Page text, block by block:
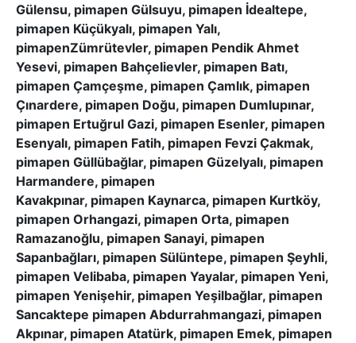
Gülensu, pimapen Gülsuyu, pimapen İdealtepe,
pimapen Küçükyalı, pimapen Yalı,
pimapenZümrütevler, pimapen Pendik Ahmet
Yesevi, pimapen Bahçelievler, pimapen Batı,
pimapen Çamçeşme, pimapen Çamlık, pimapen
Çınardere, pimapen Doğu, pimapen Dumlupınar,
pimapen Ertuğrul Gazi, pimapen Esenler, pimapen
Esenyalı, pimapen Fatih, pimapen Fevzi Çakmak,
pimapen Güllübağlar, pimapen Güzelyalı, pimapen
Harmandere, pimapen
Kavakpınar, pimapen Kaynarca, pimapen Kurtköy,
pimapen Orhangazi, pimapen Orta, pimapen
Ramazanoğlu, pimapen Sanayi, pimapen
Sapanbağları, pimapen Sülüntepe, pimapen Şeyhli,
pimapen Velibaba, pimapen Yayalar, pimapen Yeni,
pimapen Yenişehir, pimapen Yeşilbağlar, pimapen
Sancaktepe pimapen Abdurrahmangazi, pimapen
Akpınar, pimapen Atatürk, pimapen Emek, pimapen